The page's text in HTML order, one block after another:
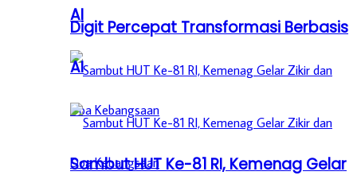
AI
Sambut HUT Ke-81 RI, Kemenag Gelar
Digit Percepat Transformasi Berbasis
AI